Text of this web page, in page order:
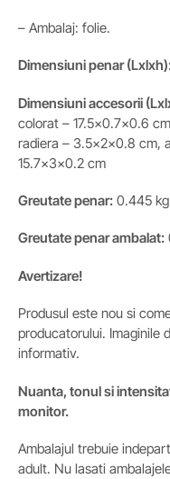
– Ambalaj: folie.
Dimensiuni penar
Dimensiuni accesorii
colorat – 17.5×0.7×0.6
radiera – 3.5x2x0.8 cm,
15.7x3x0.2 cm
Greutate penar: 0.445 kg
Greutate penar ambalat:
Avertizare!
Produsul este nou si
producatorului. Imaginile
informativ.
Nuanta, tonul si
monitor.
Ambalajul trebuie
adult. Nu lasati